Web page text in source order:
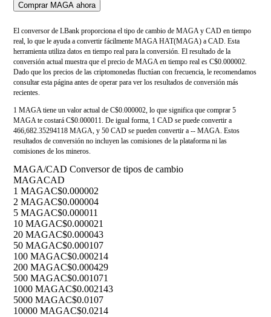
Comprar MAGA ahora
El conversor de LBank proporciona el tipo de cambio de MAGA y CAD en tiempo
real, lo que le ayuda a convertir fácilmente MAGA HAT(MAGA) a CAD. Esta
herramienta utiliza datos en tiempo real para la conversión. El resultado de la
conversión actual muestra que el precio de MAGA en tiempo real es C$0.000002.
Dado que los precios de las criptomonedas fluctúan con frecuencia, le recomendamos
consultar esta página antes de operar para ver los resultados de conversión más
recientes.
1 MAGA tiene un valor actual de C$0.000002, lo que significa que comprar 5
MAGA te costará C$0.000011. De igual forma, 1 CAD se puede convertir a
466,682.35294118 MAGA, y 50 CAD se pueden convertir a -- MAGA. Estos
resultados de conversión no incluyen las comisiones de la plataforma ni las
comisiones de los mineros.
MAGA/CAD Conversor de tipos de cambio
MAGACAD
1 MAGAC$0.000002
2 MAGAC$0.000004
5 MAGAC$0.000011
10 MAGAC$0.000021
20 MAGAC$0.000043
50 MAGAC$0.000107
100 MAGAC$0.000214
200 MAGAC$0.000429
500 MAGAC$0.001071
1000 MAGAC$0.002143
5000 MAGAC$0.0107
10000 MAGAC$0.0214